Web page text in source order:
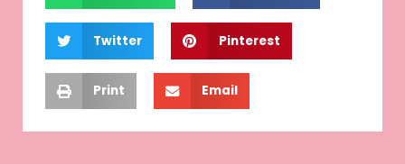
Twitter Pinterest
Print Email